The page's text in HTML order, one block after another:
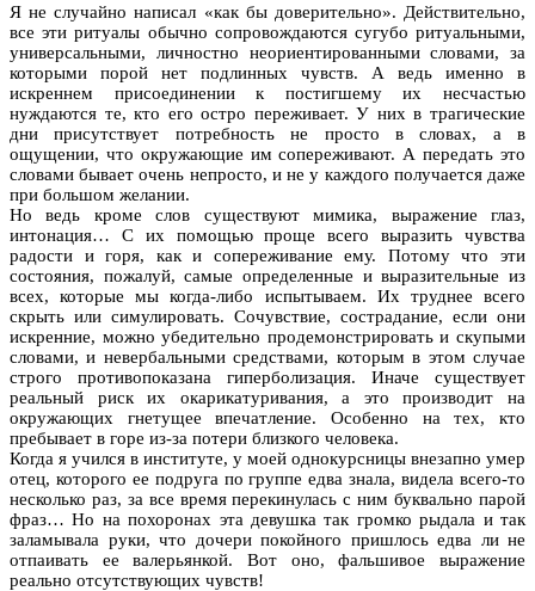
Я не случайно написал «как бы доверительно». Действительно,
все эти ритуалы обычно сопровождаются сугубо ритуальными,
универсальными, личностно неориентированными словами, за
которыми порой нет подлинных чувств. А ведь именно в
искреннем присоединении к постигшему их несчастью
нуждаются те, кто его остро переживает. У них в трагические
дни присутствует потребность не просто в словах, а в
ощущении, что окружающие им сопереживают. А передать это
словами бывает очень непросто, и не у каждого получается даже
при большом желании.
Но ведь кроме слов существуют мимика, выражение глаз,
интонация… С их помощью проще всего выразить чувства
радости и горя, как и сопереживание ему. Потому что эти
состояния, пожалуй, самые определенные и выразительные из
всех, которые мы когда-либо испытываем. Их труднее всего
скрыть или симулировать. Сочувствие, сострадание, если они
искренние, можно убедительно продемонстрировать и скупыми
словами, и невербальными средствами, которым в этом случае
строго противопоказана гиперболизация. Иначе существует
реальный риск их окарикатуривания, а это производит на
окружающих гнетущее впечатление. Особенно на тех, кто
пребывает в горе из-за потери близкого человека.
Когда я учился в институте, у моей однокурсницы внезапно умер
отец, которого ее подруга по группе едва знала, видела всего-то
несколько раз, за все время перекинулась с ним буквально парой
фраз… Но на похоронах эта девушка так громко рыдала и так
заламывала руки, что дочери покойного пришлось едва ли не
отпаивать ее валерьянкой. Вот оно, фальшивое выражение
реально отсутствующих чувств!